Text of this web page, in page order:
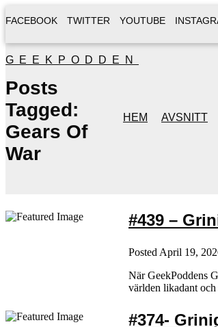
FACEBOOK TWITTER YOUTUBE
GEEKPODDEN
HEM AVSNITT
Posts
Tagged:
Gears Of
War
#439 –
Posted April 19,
När GeekPoddens
världen likadant
#374-